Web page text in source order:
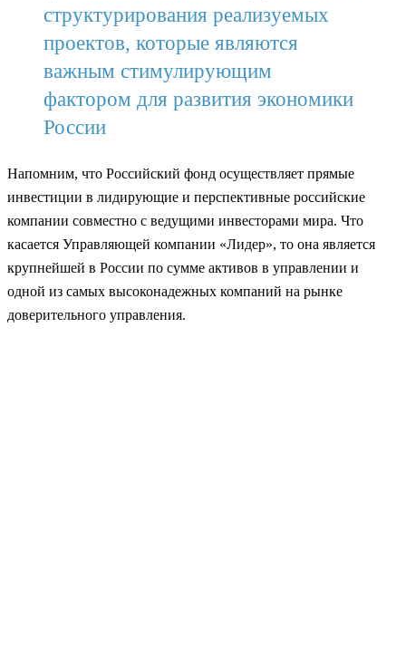
структурирования реализуемых
проектов, которые являются
важным стимулирующим
фактором для развития экономики
России
Напомним, что Российский фонд осуществляет прямые
инвестиции в лидирующие и перспективные российские
компании совместно с ведущими инвесторами мира. Что
касается Управляющей компании «Лидер», то она является
крупнейшей в России по сумме активов в управлении и
одной из самых высоконадежных компаний на рынке
доверительного управления.